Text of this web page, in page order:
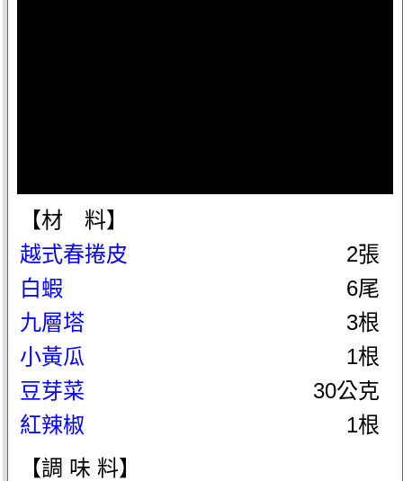
【材 料】
越式春捲皮
2張
白蝦
6尾
九層塔
3根
小黃瓜
1根
豆芽菜
30公克
紅辣椒
1根
【調 味 料】